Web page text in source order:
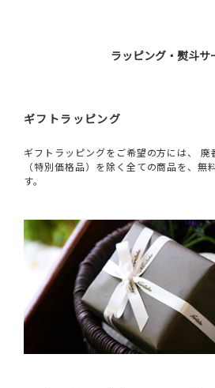
ラッピング・熨斗サ
ギフトラッピング
ギフトラッピングをご希望の方には、
（特別価格品）を除く全ての商品を、無
す。